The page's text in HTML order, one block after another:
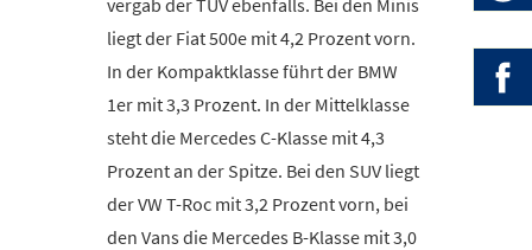
»
liegt der Fiat 500e mit 4,2 Prozent vorn.
In der Kompaktklasse führt der BMW
1er mit 3,3 Prozent. In der Mittelklasse
steht die Mercedes C-Klasse mit 4,3
Prozent an der Spitze. Bei den SUV liegt
der VW T-Roc mit 3,2 Prozent vorn, bei
den Vans die Mercedes B-Klasse mit 3,0